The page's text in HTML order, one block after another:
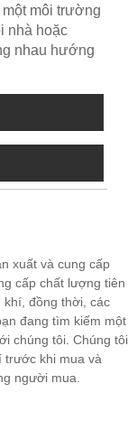
môi trường
nhà hoặc
nhau hướng
xuất và cung cấp
cấp chất lượng tiên
đồng thời, các
đang tìm kiếm một
chúng tôi. Chúng tôi
trước khi mua và
người mua.